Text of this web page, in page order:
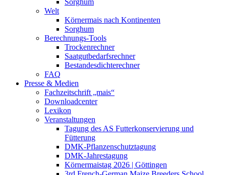
Welt
Körnermais nach Kontinenten
Sorghum
Berechnungs-Tools
Trockenrechner
Saatgutbedarfsrechner
Bestandesdichterechner
FAQ
Presse & Medien
Fachzeitschrift „mais“
Downloadcenter
Lexikon
Veranstaltungen
Tagung des AS Futterkonservierung und
Fütterung
DMK-Pflanzenschutztagung
DMK-Jahrestagung
Körnermaistag 2026 | Göttingen